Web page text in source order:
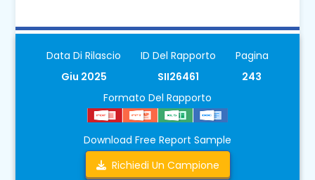
Data Di Rilascio
Giu 2025
ID Del Rapporto
SII26461
Pagina
243
Formato Del Rapporto
Download Free Report Sample
Richiedi Un Campione